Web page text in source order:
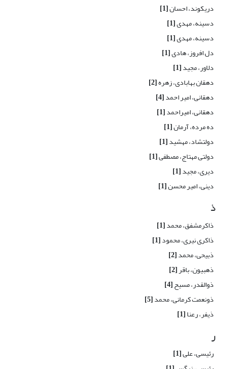
دریکوند، احسان[1]
دسینه، مهدی[1]
دسینه، مهدی[1]
دل افروز، هادی[1]
دلاور، مجید[1]
دهقان بهابادی، زهره[2]
دهقانی، امیر احمد[4]
دهقانی، امیراحمد[1]
ده مرده، آرمان[1]
دولتشاد، مهشید[1]
دولتی مهتاج، مصطفی[1]
دیری، مجید[1]
دینی، امیر محسن[1]
ذ
ذاکرمشفق، محمد[1]
ذاکری نیری، محمود[1]
ذبیحی، محمد[2]
ذهبیون، باقر[2]
ذوالقدر، مسیح[4]
ذونعمت کرمانی، محمد[5]
ذیفر، رعنا[1]
ر
رئیسی، علی[1]